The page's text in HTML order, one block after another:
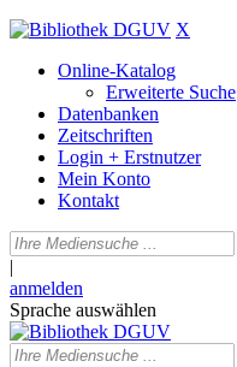
X
Online-Katalog
Erweiterte Suche
Datenbanken
Zeitschriften
Login + Erstnutzer
Mein Konto
Kontakt
|
anmelden
Sprache auswählen